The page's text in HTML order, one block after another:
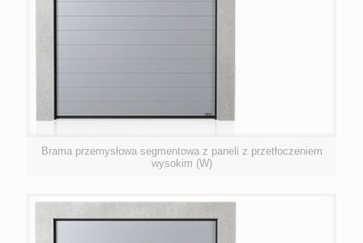
Brama przemysłowa segmentowa z paneli z przetłoczeniem
wysokim (W)